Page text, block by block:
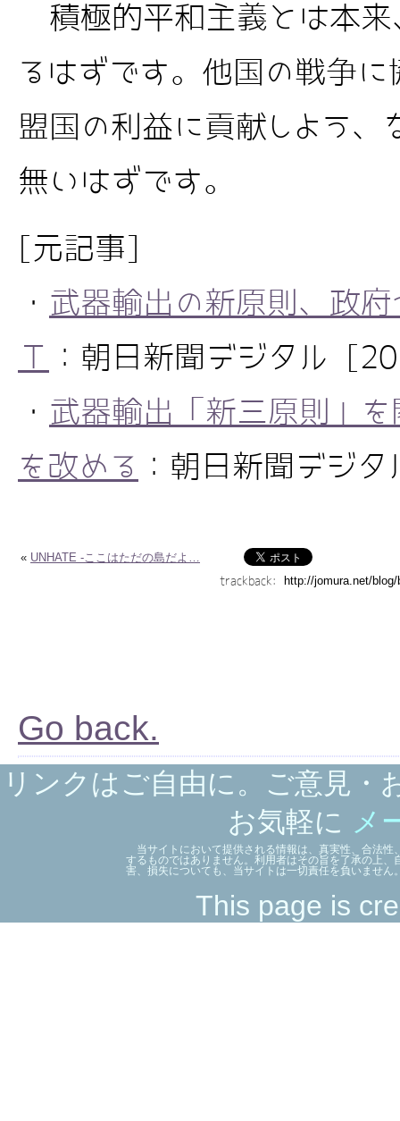
積極的平和主義とは本来
るはずです。他国の戦争
盟国の利益に貢献しよう、
無いはずです。
[元記事]
・ 武器輸出の新原則、政
Ｔ
：朝日新聞デジタル
・ 武器輸出「新三原則」
を改める ：朝日新聞デジ
« UNHATE -ここはただの島だよ…
trackback:
Go back.
リンクはご自由に。ご意見・
お気軽に メ
当サイトにおいて提供される情報は、真実性、合法性
するものではありません。利用者はその旨を了承の上
害、損失についても、当サイトは一切責任を負いません
This page is